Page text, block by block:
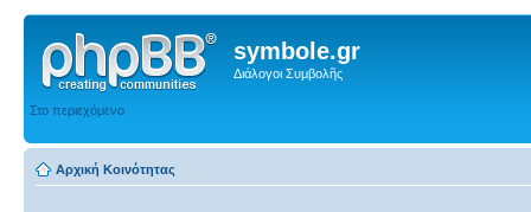
symbole.gr
Διάλογοι Συμβολῆς
Στο περιεχόμενο
Αρχική Κοινότητας